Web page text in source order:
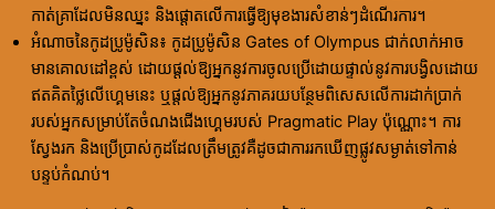
កាត់គ្រាដែលមិនឈ្នះ និងផ្តោតលើការធ្វើឱ្យមុខងារសំខាន់ៗដំណើរការ។
អំណាចនៃកូដប្រូម៉ូសិន៖ កូដប្រូម៉ូសិន Gates of Olympus ជាក់លាក់អាច
មានគោលដៅខ្ពស់ ដោយផ្តល់ឱ្យអ្នកនូវការចូលប្រើដោយផ្ទាល់នូវការបង្វិលដោយ
ឥតគិតថ្លៃលើហ្គេមនេះ ឬផ្តល់ឱ្យអ្នកនូវភាគរយបន្ថែមពិសេសលើការដាក់ប្រាក់
របស់អ្នកសម្រាប់តែចំណងជើងហ្គេមរបស់ Pragmatic Play ប៉ុណ្ណោះ។ ការ
ស្វែងរក និងប្រើប្រាស់កូដដែលត្រឹមត្រូវគឺដូចជាការរកឃើញផ្លូវសម្ងាត់ទៅកាន់
បន្ទប់កំណប់។